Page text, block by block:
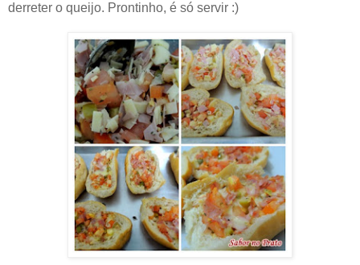
derreter o queijo. Prontinho, é só servir :)